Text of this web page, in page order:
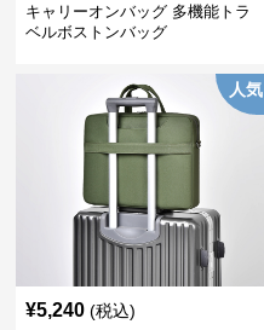
キャリーオンバッグ 多機能トラ
ベルボストンバッグ
人気
¥5,240 (税込)